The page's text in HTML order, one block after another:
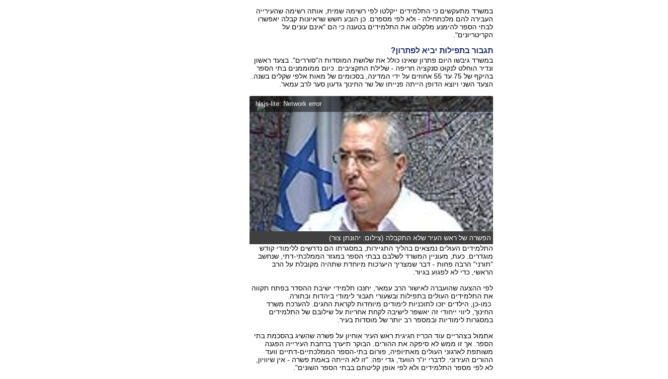
במשרד מתעקשים כי התלמידים ייקלטו לפי רשימה שמית, אותה רשימה שהעירייה
העבירה להם מלכתחילה - ולא לפי מספרם. כן הובע חשש שראיונות קבלה יאפשרו
לבתי הספר להימנע מלקלוט את התלמידים בטענה כי הם "אינם עונים על
הקריטריונים".
תגבור בתפילות יביא לפתרון?
במשרד גיבשו היום פתרון שאינו כולל את שלושת המוסדות ה"סוררים". בצעד ראשון
ונדיר הוחלט לנקוט סנקציה חריפה - שלילת התקציבים. כיום ממוממנים בתי הספר
בהיקף של 75 עד 55 אחוזים על ידי המדינה, בסכומים של מאות אלפי שקלים בשנה.
הצעד השני ויוצא הדופן הייתה פנייתו של שר החינוך גדעון סער לרב עמאר.
hlsjs-lite: Network error
הפשרה של ראש העיר שלא התקבלה (צילום: יהונתן צור)
התלמידים העולים נמצאים בהליך התגיירות, במסגרתו הם נדרשים ללימודי קודש
מוגדרים. כעת, מעוניין המשרד לשלבם בבתי הספר במגזר הממלכתי-דתי, שנחשב
"תורני" הרבה פחות - דבר שמצריך היערכות מיוחדת שתהיה מקובלת על הרב
הראשי, כדי לא לפגוע בגיור.
לפי ההצעה שהועברה לאישור הרב עמאר, יחנכו תלמידי ישיבת ההסדר בפתח תקווה
את התלמידים העולים בתפילות ובשעורי תגבור לימודי ביהדות ובתורה.
כמו-כן, הילדים יזכו לתוכניות לימודים מיוחדות לקראת החגים. להערכת משרד
החינוך, ליווי ייחודי זה יאשפר לישיבה לקחת אחריות על שילובם של התלמידים
במסגרות לימודיות ובמספר רב יותר של מוסדות בעיר.
אתמול בצהריים עוד הכריז חגיגית ראש העיר אוחיון על פשרה שהשיג בהסכמת בתי
הספר. אך זו ממש לא סיפקה את ההורים. הבוקר תיערך ברחבת העירייה הפגנה
משותפת לארגוני העולים מאתיופיה, פורום בתי-הספר הממלכתיים-דתיים וועד
ההורים העירוני. לדברי יו"ר הוועד, גדי יפה: "זו לא הייתה באמת פשרה - אין שיוויון,
לא לפי מספר התלמידים ולא לפי אופן קליטתם בבתי הספר השונים".